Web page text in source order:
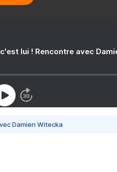
lui ! Rencontre avec
Damien Witecka